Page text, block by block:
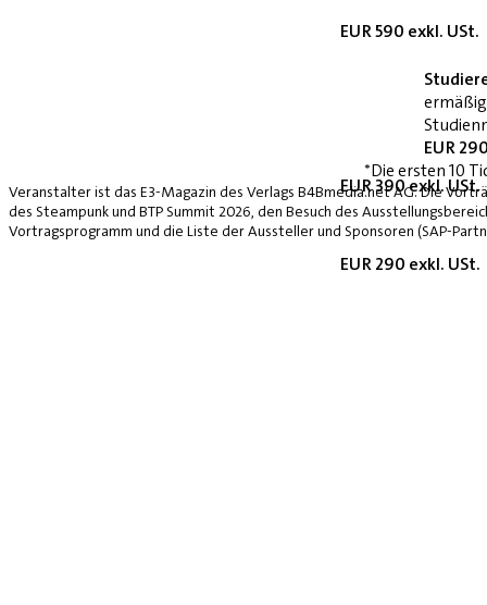
EUR 590 exkl. USt.
EUR 390 exkl. USt.
EUR 290 exkl. USt.
EUR
*Die ersten 10
Veranstalter ist das E3-Magazin des Verlags B4Bmedia.net AG. Die
des Steampunk und BTP Summit 2026, den Besuch des
Vortragsprogramm und die Liste der Aussteller und Sponsoren (SAP-